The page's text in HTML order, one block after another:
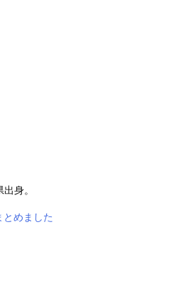
身。
めました